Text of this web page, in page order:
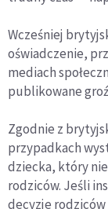
Wcześniej
oświadczenie,
mediach
publikowane
Zgodnie z
przypadkach
dziecka, który
rodziców. Jeśli
decyzje